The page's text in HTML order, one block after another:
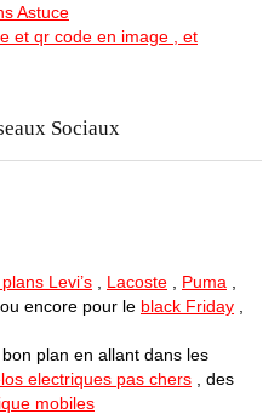
Astuce
et qr code en image , et
Sociaux
Levi’s Lacoste Puma
ou encore pour le black Friday
plan en allant dans les
electriques pas chers , des
mobiles